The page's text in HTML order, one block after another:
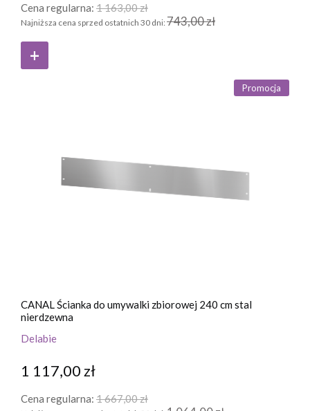
Cena regularna: 1 163,00 zł
Najniższa cena sprzed ostatnich 30 dni: 743,00 zł
CANAL Ścianka do umywalki zbiorowej 240 cm stal
nierdzewna
Delabie
1 117,00 zł
Cena regularna: 1 667,00 zł
Promocja